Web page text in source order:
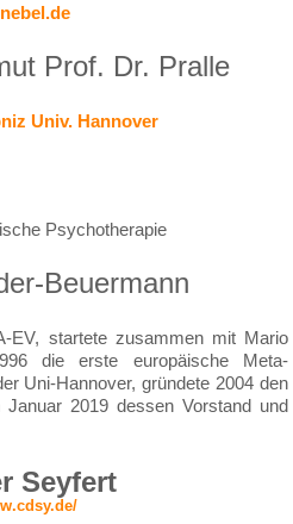
nebel.de
Prof. Dr. Pralle
Univ. Hannover
Psychotherapie
Beuermann
EV, startete zusammen mit Mario
die erste europäische Meta-
Uni-Hannover, gründete 2004 den
2019 dessen Vorstand und
Seyfert